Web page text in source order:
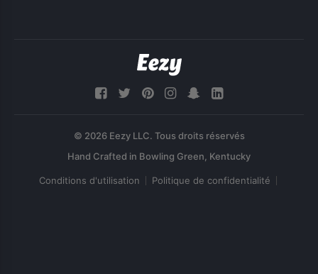
© 2026 Eezy LLC. Tous droits réservés
Conditions d'utilisation Politique de confidentialité